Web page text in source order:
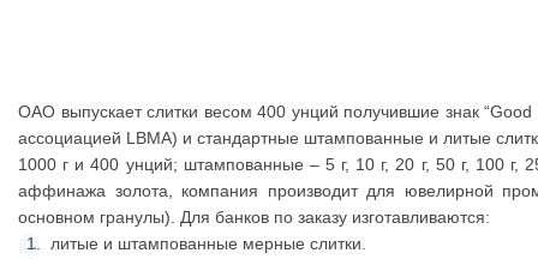
ОАО выпускает слитки весом 400 унций получившие знак
ассоциацией LBMA) и стандартные штампованные и литые
1000 г и 400 унций; штампованные – 5 г, 10 г, 20 г, 50 г, 100 г,
аффинажа золота, компания производит для ювелирной
основном гранулы). Для банков по заказу изготавливаются:
литые и штампованные мерные слитки.